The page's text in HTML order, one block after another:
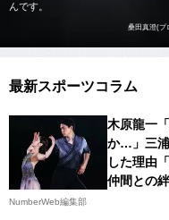
んです。
桑田真澄(プ
最新スポーツコラム
木原龍一
か…」三浦
した理由
仲間との絆
NumberWeb編集部